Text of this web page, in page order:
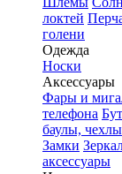
локтей
голени
Одежда
Носки
Аксессуары
Фары и
телефона
баулы, чехлы
Замки
аксессуары